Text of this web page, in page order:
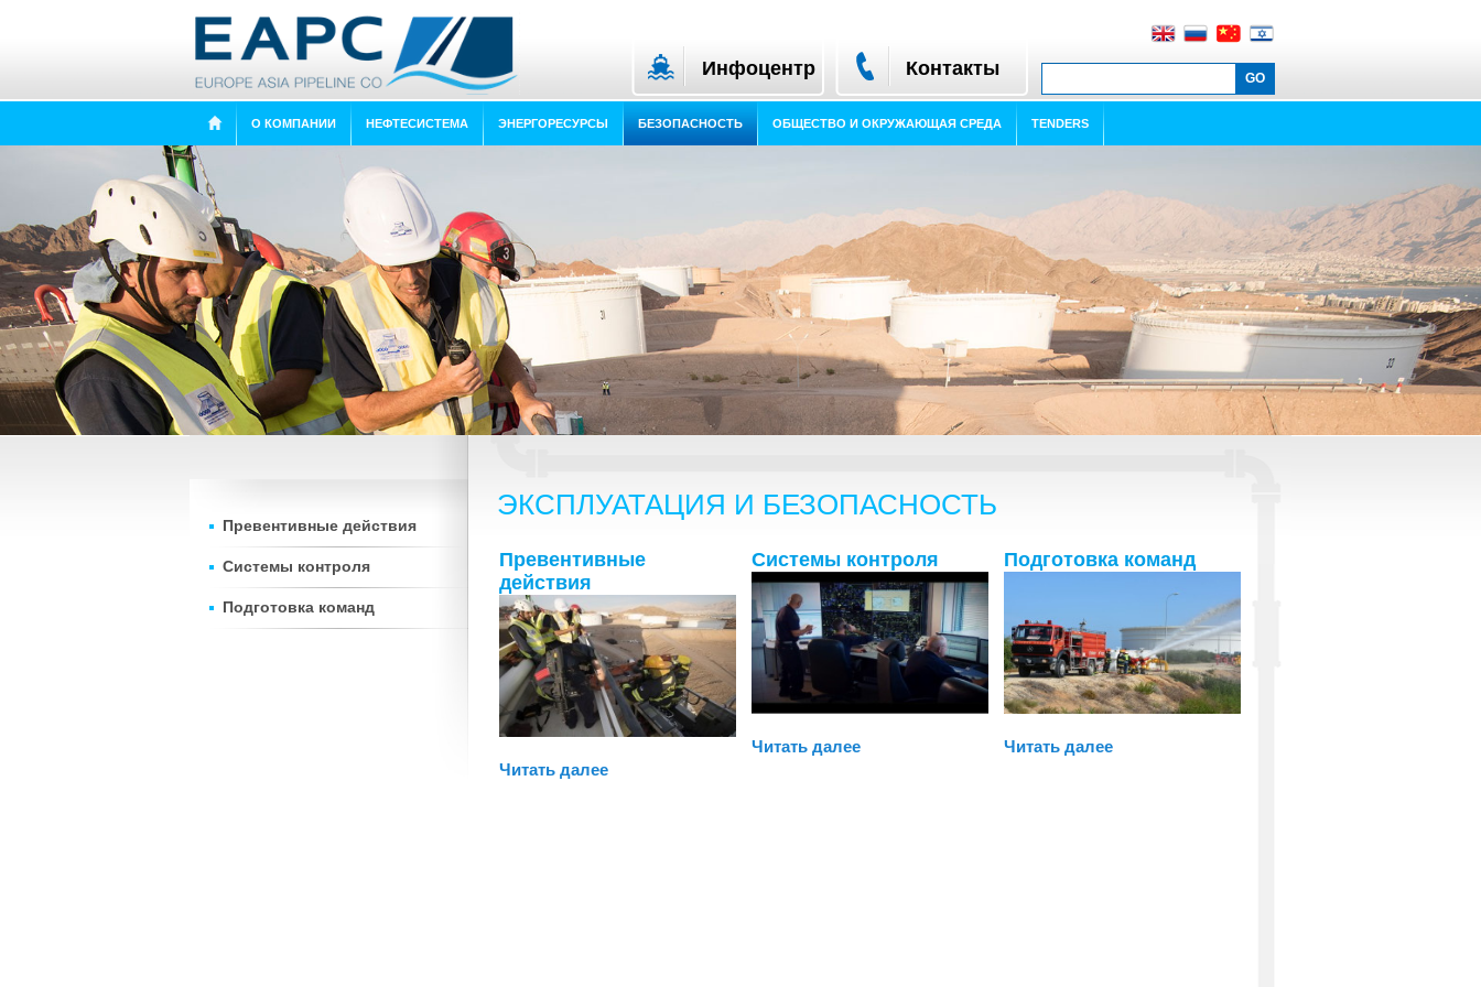
Инфоцентр Контакты
О КОМПАНИИ НЕФТЕСИСТЕМА ЭНЕРГОРЕСУРСЫ БЕЗОПАСНОСТЬ ОБЩЕСТВО И ОКРУЖАЮЩАЯ СРЕДА TENDERS
ЭКСПЛУАТАЦИЯ И БЕЗОПАСНОСТЬ
Превентивные
действия
Читать далее
Системы контроля
Читать далее
Подготовка команд
Читать далее
Превентивные действия
Системы контроля
Подготовка команд